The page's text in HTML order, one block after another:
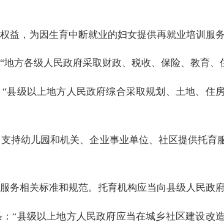
，为因生育中断就业的妇女提供再就业培训服
各级人民政府采取财政、税收、保险、教育、
级以上地方人民政府综合采取规划、土地、住
幼儿园和机关、企业事业单位、社区提供托育
相关标准和规范。托育机构应当向县级人民政
县级以上地方人民政府应当在城乡社区建设改